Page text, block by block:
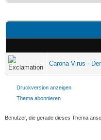
Carona Virus -
Druckversion anzeigen
Thema abonnieren
Benutzer, die gerade dieses Thema